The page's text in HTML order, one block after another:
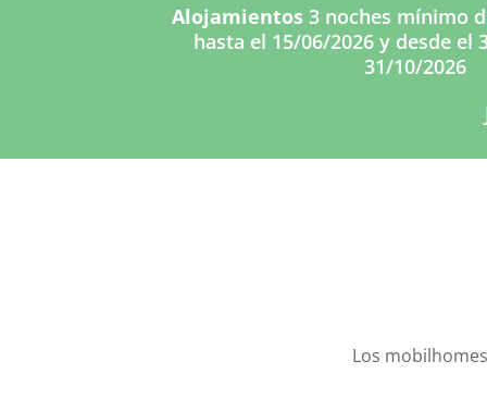
Alojamientos3 noches mínimo
hasta el 15/06/2026 y desde el
31/10/2026
Los